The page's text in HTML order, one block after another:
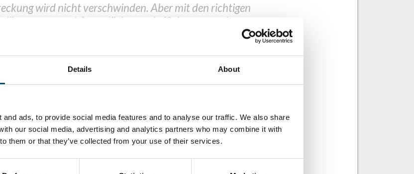
Details About
ads, to provide social media features and to analyse our traffic. We also share
our social media, advertising and analytics partners who may combine it with
them or that they’ve collected from your use of their services.
wird nicht verschwinden. Aber mit den richtigen
umweltfreundlicher und effizienter werden.
Sie die nachstehende Präsentation herunter, um mehr über die